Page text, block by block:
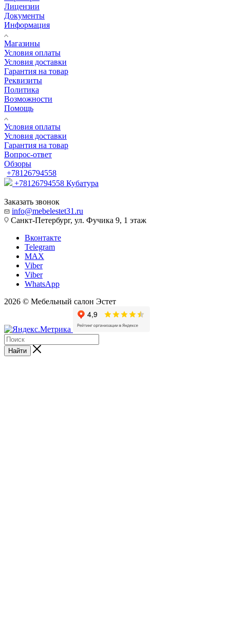
Лицензии
Документы
Информация
Магазины
Условия оплаты
Условия доставки
Гарантия на товар
Реквизиты
Политика
Возможности
Помощь
Условия оплаты
Условия доставки
Гарантия на товар
Вопрос-ответ
Обзоры
+78126794558
+78126794558 Кубатура
Заказать звонок
info@mebelestet31.ru
Санкт-Петербург, ул. Фучика 9, 1 этаж
Вконтакте
Telegram
MAX
Viber
Viber
WhatsApp
2026 © Мебельный салон Эстет
Найти